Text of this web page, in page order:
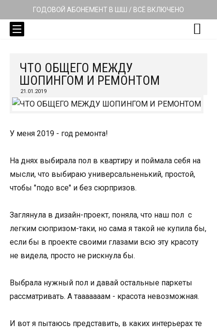
ГОДОВОЙ АБОНЕМЕНТ В ШШ / ВСЁ ВКЛЮЧЕНО
ЧТО ОБЩЕГО МЕЖДУ
ШОПИНГОМ И РЕМОНТОМ
21.01.2019
У меня 2019 - год ремонта!
На днях выбирала пол в квартиру и поймала себя на
мысли, что выбираю универсальненький, простой,
чтобы "подо все" и без сюрпризов.
Заглянула в дизайн-проект, поняла, что наш пол с
легким сюпризом-таки, но сама я такой не купила бы,
если бы в проекте своими глазами всю эту красоту
не видела, просто не рискнула бы.
Выбрала нужный пол и давай остальные паркеты
рассматривать. А тааааааам - красота невозможная.
И вот я пытаюсь представить, в каких интерьерах те